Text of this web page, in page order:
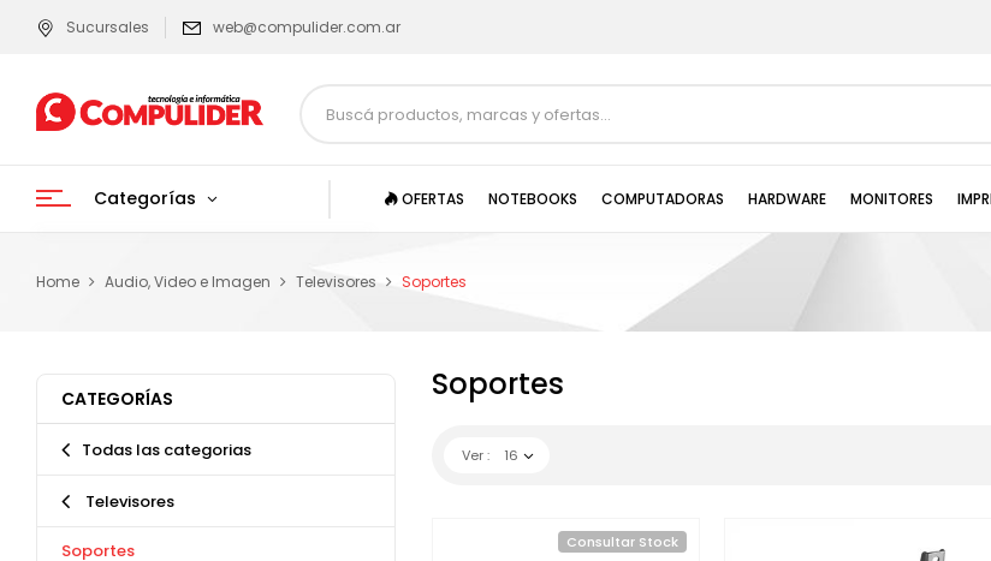
Sucursales web@compulider.com.ar
Categorías OFERTAS NOTEBOOKS COMPUTADORAS HARDWARE MONITORES
Home Audio, Video e Imagen Televisores Soportes
CATEGORÍAS
Todas las categorias
Televisores
Soportes
Soportes
Ver : 16
Consultar Stock